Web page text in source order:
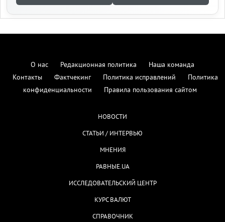
О нас Редакционная политика
Наша команда
Контакты
Фактчекинг Политика исправлений
Политика
конфиденциальности
Правила пользования сайтом
НОВОСТИ
СТАТЬИ / ИНТЕРВЬЮ
МНЕНИЯ
РАВНЫЕ.UA
ИССЛЕДОВАТЕЛЬСКИЙ ЦЕНТР
КУРС ВАЛЮТ
СПРАВОЧНИК